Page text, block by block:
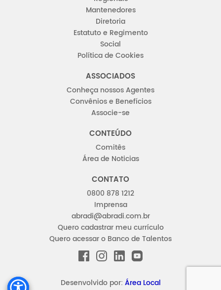
Mantenedores
Diretoria
Estatuto e Regimento
Social
Política de Cookies
ASSOCIADOS
Conheça nossos Agentes
Convênios e Benefícios
Associe-se
CONTEÚDO
Comitês
Área de Noticias
CONTATO
0800 878 1212
Imprensa
abradi@abradi.com.br
Quero cadastrar meu currículo
Quero acessar o Banco de Talentos
FACEBOOK
INSTAGRAM
LINKEDINYOUTUBE
Desenvolvido por: Área Local